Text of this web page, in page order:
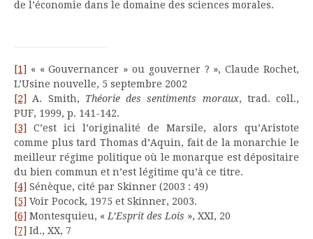
de l’économie dans le domaine des sciences morales.
[1] « « Gouvernancer » ou gouverner ? », Claude Rochet,
L’Usine nouvelle, 5 septembre 2002
[2]
A. Smith, Théorie des sentiments moraux, trad. coll.,
PUF, 1999, p. 141-142.
[3]
C’est ici l’originalité de Marsile, alors qu’Aristote
comme plus tard Thomas d’Aquin, fait de la monarchie le
meilleur régime politique où le monarque est dépositaire
du bien commun et n’est légitime qu’à ce titre.
[4] Sénèque, cité par Skinner (2003 : 49)
[5] Voir Pocock, 1975 et Skinner, 2003.
[6] Montesquieu, « L’Esprit des Lois », XXI, 20
[7] Id., XX, 7